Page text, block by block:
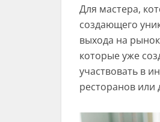
Для мастера,
создающего
выхода на
которые уже
участвовать в
ресторанов или